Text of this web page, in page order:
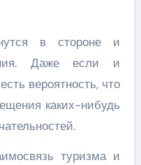
в стороне и
Даже если и
вероятность, что
каких-нибудь
туризма и